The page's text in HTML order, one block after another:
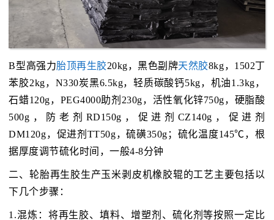
B型高强力胎顶再生胶20kg，黑色副牌天然胶8kg，1502丁
苯胶2kg，N330炭黑6.5kg，轻质碳酸钙5kg，机油1.3kg，
石蜡120g，PEG4000助剂230g，活性氧化锌750g，硬脂酸
500g，防老剂RD150g，促进剂CZ140g，促进剂
DM120g，促进剂TT50g，硫磺350g；硫化温度145℃，根
据厚度调节硫化时间，一般4-8分钟
二、轮胎再生胶生产玉米剥皮机橡胶辊的工艺主要包括以
下几个步骤：
1.混炼：将再生胶、填料、增塑剂、硫化剂等按照一定比